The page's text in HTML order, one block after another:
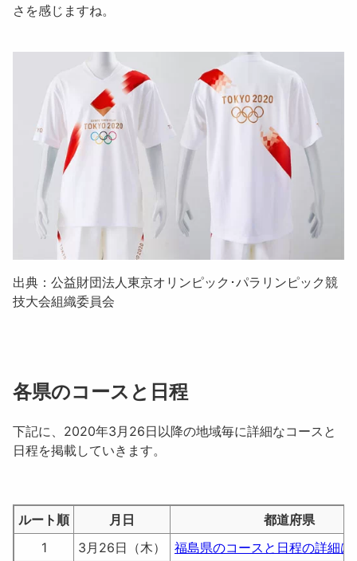
さを感じますね。
出典：公益財団法人東京オリンピック･パラリンピック競
技大会組織委員会
各県のコースと日程
下記に、2020年3月26日以降の地域毎に詳細なコースと
日程を掲載していきます。
ルート順 月日
都道府県
1
3月26日（木）
福島県のコースと日程の詳細は